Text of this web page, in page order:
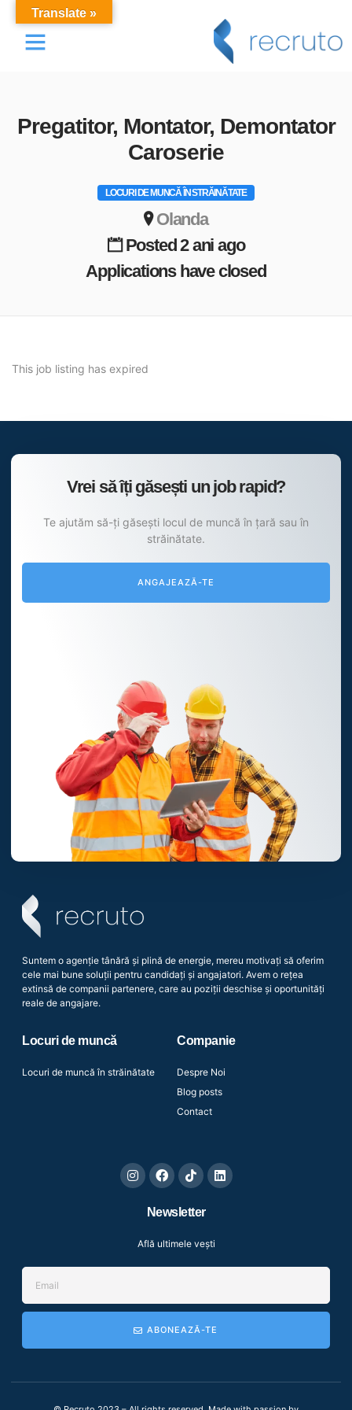
Pregatitor, Montator, Demontator
Caroserie
LOCURI DE MUNCĂ ÎN STRĂINĂTATE
Olanda
Posted 2 ani ago
Applications have closed
This job listing has expired
Vrei să îți găsești un job rapid?
Te ajutăm să-ți găsești locul de muncă în țară sau în
străinătate.
ANGAJEAZĂ-TE
Suntem o agenție tânără și plină de energie, mereu motivați să oferim
cele mai bune soluții pentru candidați și angajatori. Avem o rețea
extinsă de companii partenere, care au poziții deschise și oportunități
reale de angajare.
Locuri de muncă
Locuri de muncă în străinătate
Companie
Despre Noi
Blog posts
Contact
Newsletter
Află ultimele vești
ABONEAZĂ-TE
Translate »